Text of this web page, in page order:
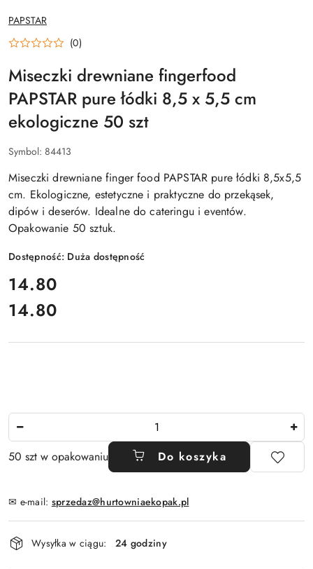
NAZWA
PRODUCENTA:
PAPSTAR
(0)
Miseczki drewniane fingerfood
PAPSTAR pure łódki 8,5 x 5,5 cm
ekologiczne 50 szt
Symbol: 84413
Miseczki drewniane finger food PAPSTAR pure łódki 8,5x5,5
cm. Ekologiczne, estetyczne i praktyczne do przekąsek,
dipów i deserów. Idealne do cateringu i eventów.
Opakowanie 50 sztuk.
Dostępność: Duża dostępność
cena:
14.80
Cena:
14.80
50 szt w opakowaniu Do koszyka
✉ e-mail: sprzedaz@hurtowniaekopak.pl
Dostępność
i
Wysyłka w ciągu: 24 godziny